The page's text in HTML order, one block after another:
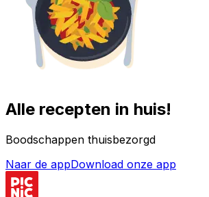
Alle recepten in huis!
Boodschappen thuisbezorgd
Naar de appDownload onze app